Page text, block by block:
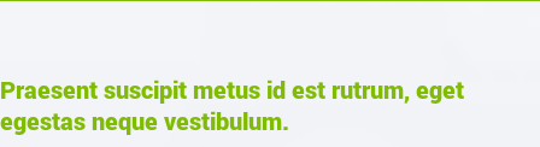
Praesent suscipit metus id est rutrum, eget
egestas neque vestibulum.